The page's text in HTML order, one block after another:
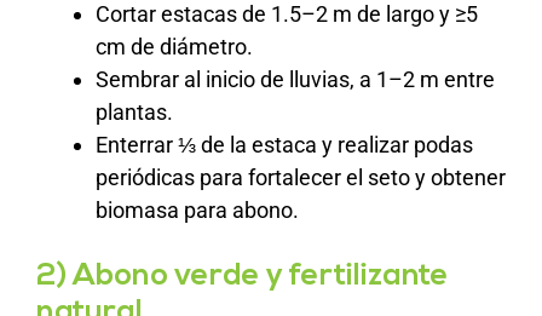
Cortar estacas de 1.5–2 m de largo y ≥5
cm de diámetro.
Sembrar al inicio de lluvias, a 1–2 m entre
plantas.
Enterrar ⅓ de la estaca y realizar podas
periódicas para fortalecer el seto y obtener
biomasa para abono.
2) Abono verde y fertilizante